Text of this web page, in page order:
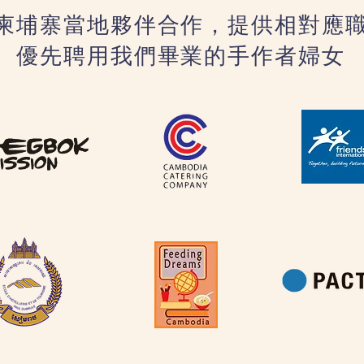
埔寨當地夥伴合作，提供相對應
優先聘用我們畢業的手作者婦女